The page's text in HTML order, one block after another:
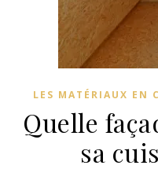
LES MATÉRIAUX EN
Quelle
sa